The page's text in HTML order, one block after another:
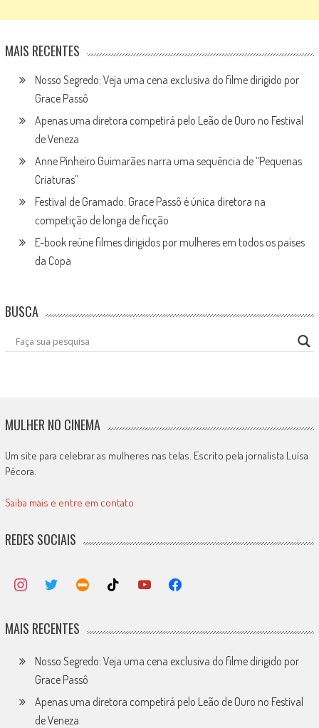
MAIS RECENTES
Nosso Segredo: Veja uma cena exclusiva do filme dirigido por
Grace Passô
Apenas uma diretora competirá pelo Leão de Ouro no Festival
de Veneza
Anne Pinheiro Guimarães narra uma sequência de “Pequenas
Criaturas”
Festival de Gramado: Grace Passô é única diretora na
competição de longa de ficção
E-book reúne filmes dirigidos por mulheres em todos os países
da Copa
BUSCA
MULHER NO CINEMA
Um site para celebrar as mulheres nas telas. Escrito pela jornalista Luísa
Pécora.
Saiba mais e entre em contato
REDES SOCIAIS
MAIS RECENTES
Nosso Segredo: Veja uma cena exclusiva do filme dirigido por
Grace Passô
Apenas uma diretora competirá pelo Leão de Ouro no Festival
de Veneza